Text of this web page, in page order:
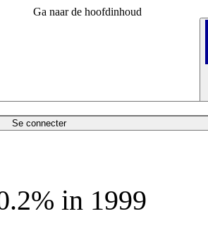
Ga naar de hoofdinhoud
Se connecter
in 1999